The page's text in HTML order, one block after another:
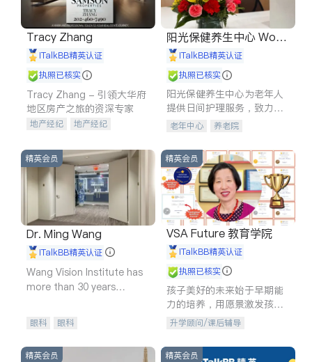
Tracy Zhang
iTalkBB精英认证
执照已核实
Tracy Zhang - 引领大华府
地区房产之旅的资深专家
地产经纪
地产经纪
商铺租售
开发商建商
阳光保健养生中心 World
shine
iTalkBB精英认证
执照已核实
阳光保健养生中心为老年人
提供日间护理服务，致力于
通过持续的护理创新来有效
老年中心 养老院
精英会员
Dr. Ming Wang
iTalkBB精英认证
Wang Vision Institute has
more than 30 years
眼科 眼科
精英会员
VSA Future 教育学院
iTalkBB精英认证
执照已核实
孩子美好的未来始于早期能
力的培养，用愿景激发孩子
的学习潜力和动力。理念：
拥有成长型心态是成功的基
石。
升学顾问/课后辅导
精英会员 精英会员